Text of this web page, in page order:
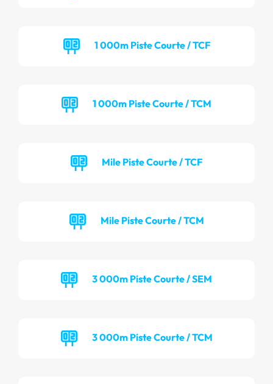
1 000m Piste Courte / TCF
1 000m Piste Courte / TCM
Mile Piste Courte / TCF
Mile Piste Courte / TCM
3 000m Piste Courte / SEM
3 000m Piste Courte / TCM